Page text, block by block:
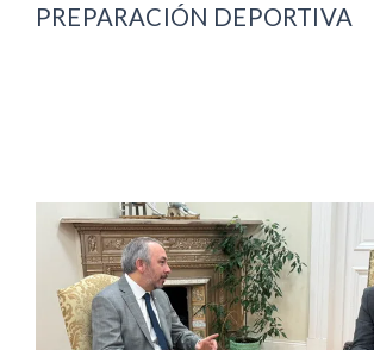
PREPARACIÓN DEPORTIVA